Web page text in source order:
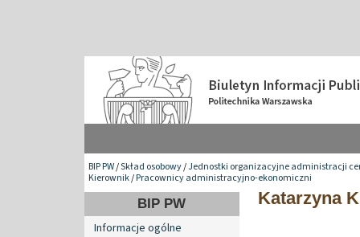
BIP PW/Skład osobowy/Jednostki organizacyjne administracji
Kierownik/Pracownicy administracyjno-ekonomiczni
BIP PW
Informacje ogólne
Katarzyna